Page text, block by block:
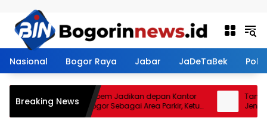
Nasional Bogor Raya Jabar JaDeTaBek
Breaking NewsRestoran Aroem Jadikan depan Kantor
PWI Kota Bogor Sebagai Area Parkir, Ketua
PWI Dilarang Parkir
Tanah
Jenal